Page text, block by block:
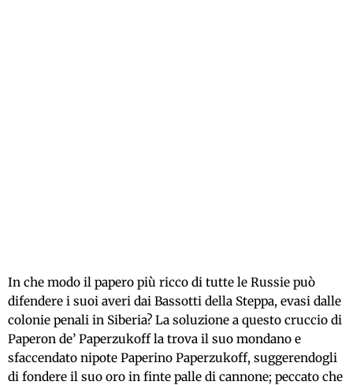
In che modo il papero più ricco di tutte le Russie può
difendere i suoi averi dai Bassotti della Steppa, evasi dalle
colonie penali in Siberia? La soluzione a questo cruccio di
Paperon de’ Paperzukoff la trova il suo mondano e
sfaccendato nipote Paperino Paperzukoff, suggerendogli
di fondere il suo oro in finte palle di cannone; peccato che